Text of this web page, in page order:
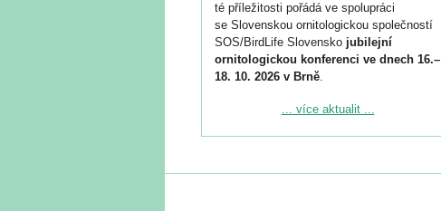
té příležitosti pořádá ve spolupráci
se Slovenskou ornitologickou společností
SOS/BirdLife Slovensko jubilejní
ornitologickou konferenci ve dnech 16.–
18. 10. 2026 v Brně.
Podrobnější informace ke konferenci
Registrovat se můžete do 6. září.
... více aktualit ...